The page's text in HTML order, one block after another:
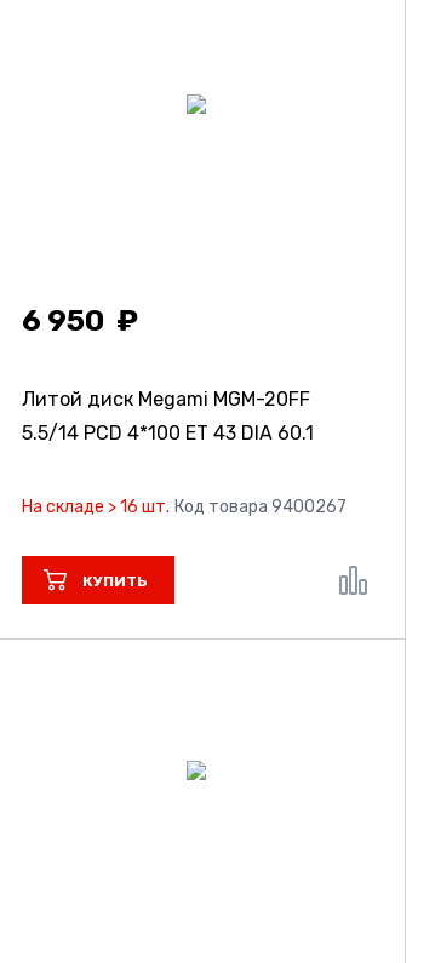
6 950
Литой диск Megami MGM-20FF
5.5/14 PCD 4*100 ET 43 DIA 60.1
На складе > 16 шт. Код товара 9400267
КУПИТЬ